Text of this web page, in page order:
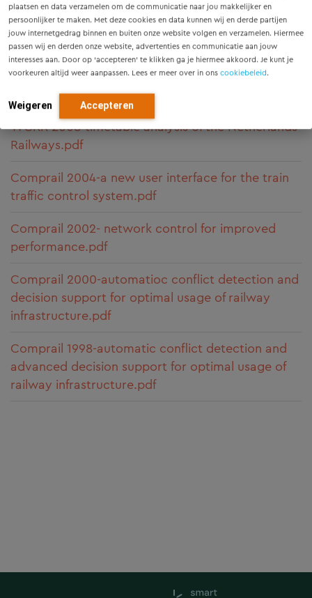
plaatsen en data verzamelen om de communicatie naar jou makkelijker en
persoonlijker te maken. Met deze cookies en data kunnen wij en derde partijen
jouw internetgedrag binnen en buiten onze website volgen en verzamelen. Hiermee
passen wij en derden onze website, advertenties en communicatie aan jouw
interesses aan. Door op ‘accepteren’ te klikken ga je hiermee akkoord. Je kunt je
voorkeuren altijd weer aanpassen. Lees er meer over in ons cookiebeleid.
Weigeren Accepteren
Signal+Draht 2015 Makkinga_Musters_Bell-DE.pdf
Signal+Draht 2015 Makkinga_Musters_Bell-EN.pdf
Comprail 2010-automatic location finding of train
crew using GSM technology.pdf
WCRR 2008-timetable analysis of the Netherlands
Railways.pdf
Comprail 2004-a new user interface for the train
traffic control system.pdf
Comprail 2002- network control for improved
performance.pdf
Comprail 2000-automatioc conflict detection and
decision support for optimal usage of railway
infrastructure.pdf
Comprail 1998-automatic conflict detection and
advanced decision support for optimal usage of
railway infrastructure.pdf